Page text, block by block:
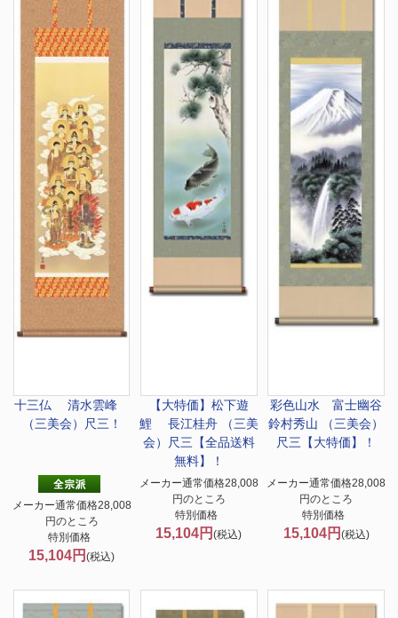
十三仏 清水雲峰
（三美会）尺三！
メーカー通常価格28,008
円のところ
特別価格
15,104円(税込)
【大特価】 松下遊
鯉 長江桂舟 （三美
会）尺三【全品送料
無料】！
メーカー通常価格28,008
円のところ
特別価格
15,104円(税込)
彩色山水 富士幽谷
鈴村秀山 （三美会）
尺三【大特価】！
メーカー通常価格28,008
円のところ
特別価格
15,104円 (税込)